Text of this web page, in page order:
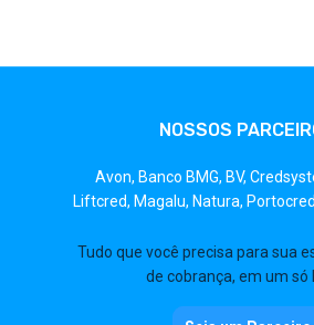
NOSSOS
Avon, Banco BMG, BV,
Liftcred, Magalu, Natura,
Tudo que você precisa para sua
de cobrança, em um só